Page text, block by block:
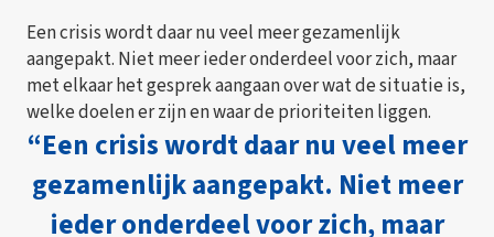
Een crisis wordt daar nu veel meer gezamenlijk
aangepakt. Niet meer ieder onderdeel voor zich, maar
met elkaar het gesprek aangaan over wat de situatie is,
welke doelen er zijn en waar de prioriteiten liggen.
“Een crisis wordt daar nu veel meer
gezamenlijk aangepakt. Niet meer
ieder onderdeel voor zich, maar